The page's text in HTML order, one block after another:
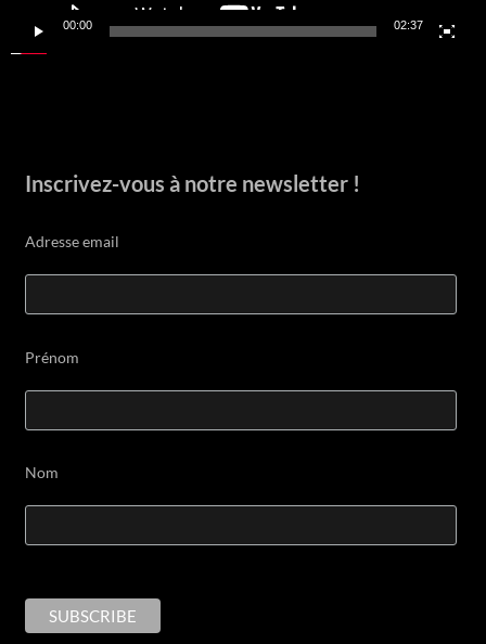
00:00 02:37
Inscrivez-vous à notre newsletter !
Adresse email
Prénom
Nom